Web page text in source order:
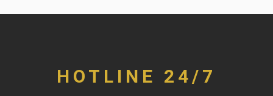
HOTLINE 24/7